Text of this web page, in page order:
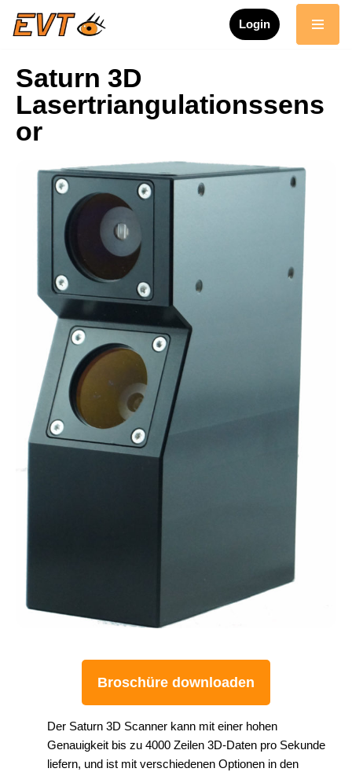
springen
Login
Saturn 3D
Lasertriangulationssens
or
Broschüre downloaden
Der Saturn 3D Scanner kann mit einer hohen
Genauigkeit bis zu 4000 Zeilen 3D-Daten pro Sekunde
liefern, und ist mit verschiedenen Optionen in den